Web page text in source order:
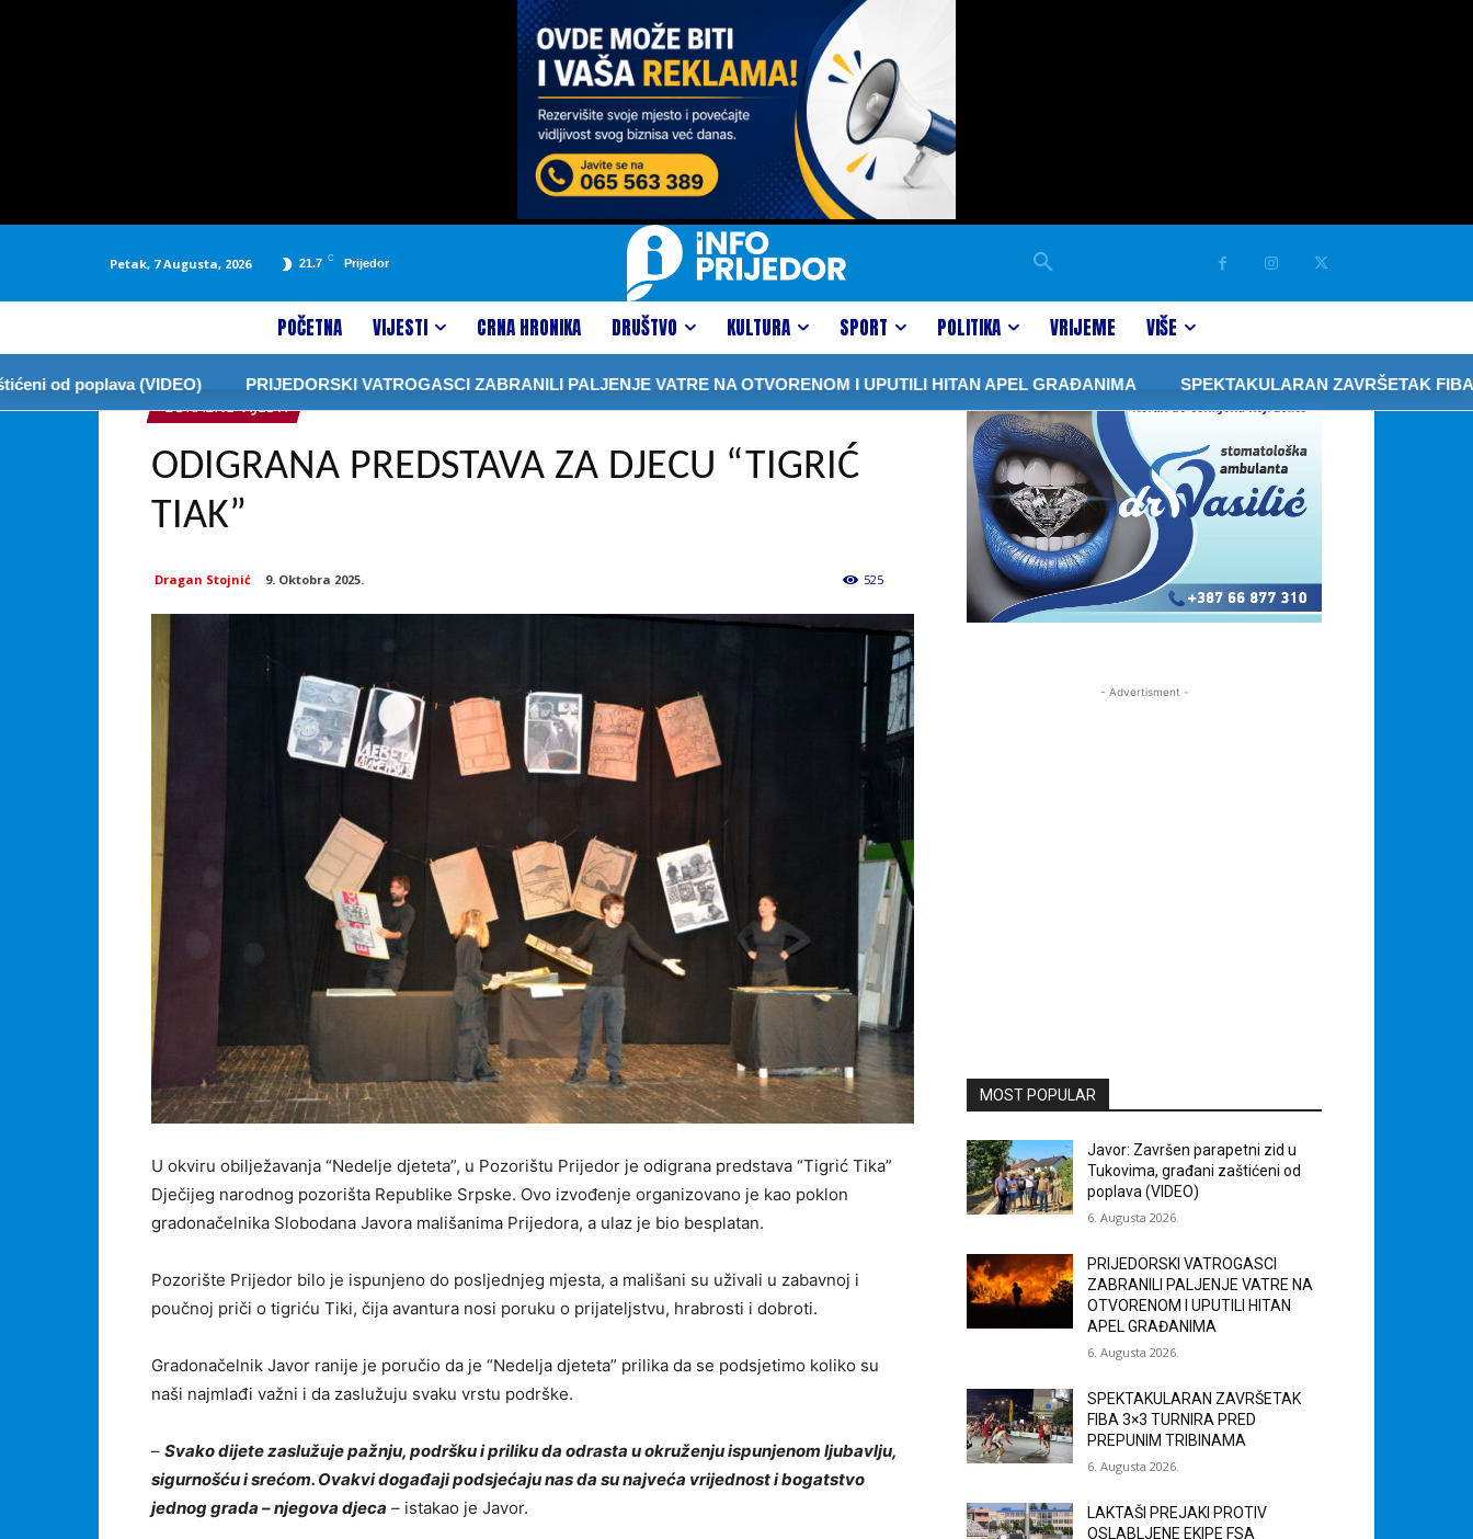
Petak, 7 Augusta, 2026 21.7 C Prijedor
POČETNA VIJESTI CRNA HRONIKA DRUŠTVO KULTURA SPORT POLITIKA VRIJEME VIŠE
poplava (VIDEO) PRIJEDORSKI VATROGASCI ZABRANILI PALJENJE VATRE NA OTVORENOM I UPUTILI HITAN APEL GRAĐANIMA SPEKTAKULARAN ZAVRŠETAK FIBA 3×3
LOKALNE VIJESTI
ODIGRANA PREDSTAVA ZA DJECU “TIGRIĆ
TIAK”
Dragan Stojnić 9. Oktobra 2025. 525
U okviru obilježavanja “Nedelje djeteta”, u Pozorištu Prijedor je odigrana predstava “Tigrić Tika”
Dječijeg narodnog pozorišta Republike Srpske. Ovo izvođenje organizovano je kao poklon
gradonačelnika Slobodana Javora mališanima Prijedora, a ulaz je bio besplatan.
Pozorište Prijedor bilo je ispunjeno do posljednjeg mjesta, a mališani su uživali u zabavnoj i
poučnoj priči o tigriću Tiki, čija avantura nosi poruku o prijateljstvu, hrabrosti i dobroti.
Gradonačelnik Javor ranije je poručio da je “Nedelja djeteta” prilika da se podsjetimo koliko su
naši najmlađi važni i da zaslužuju svaku vrstu podrške.
– Svako dijete zaslužuje pažnju, podršku i priliku da odrasta u okruženju ispunjenom ljubavlju,
sigurnošću i srećom. Ovakvi događaji podsjećaju nas da su najveća vrijednost i bogatstvo
jednog grada – njegova djeca – istakao je Javor.
- Advertisment -
MOST POPULAR
Javor: Završen parapetni zid u
Tukovima, građani zaštićeni od
poplava (VIDEO)
6. Augusta 2026.
PRIJEDORSKI VATROGASCI
ZABRANILI PALJENJE VATRE NA
OTVORENOM I UPUTILI HITAN
APEL GRAĐANIMA
6. Augusta 2026.
SPEKTAKULARAN ZAVRŠETAK
FIBA 3×3 TURNIRA PRED
PREPUNIM TRIBINAMA
6. Augusta 2026.
LAKTAŠI PREJAKI PROTIV
OSLABLJENE EKIPE FSA